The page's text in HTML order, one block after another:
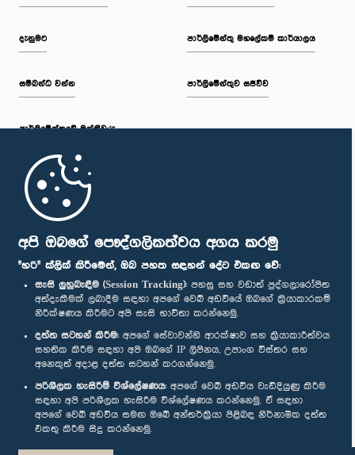
අපි ඔබගේ පෞද්ගලිකත්වය අගය කරමු
"හරි" ක්ලික් කිරීමෙන්, ඔබ පහත සඳහන් දේට එකඟ වේ:
සැසි ලුහුබැඳීම (Session Tracking): පහසු සහ වඩාත් පුද්ගලාරෝපිත
අත්දැකීමක් ලබාදීම සඳහා අපගේ වෙබ් අඩවියේ ඔබගේ ක්‍රියාකාරකම්
නිරීක්ෂණය කිරීමට අපි සැසි භාවිතා කරන්නෙමු.
දත්ත සටහන් කිරීම: අපගේ සේවාවන්හි ආරක්ෂාව සහ ක්‍රියාකාරීත්වය
සහතික කිරීම සඳහා අපි ඔබගේ IP ලිපිනය, උපාංග විස්තර සහ
අනෙකුත් අදාළ දත්ත සටහන් කරගන්නෙමු.
පරිශීලක හැසිරීම් විශ්ලේෂණය: අපගේ වෙබ් අඩවිය වැඩිදියුණු කිරීම
සඳහා අපි පරිශීලක හැසිරීම විශ්ලේෂණය කරන්නෙමු. ඒ සඳහා
අපගේ වෙබ් අඩවිය සමඟ ඔබේ අන්තර්ක්‍රියා පිළිබඳ නිර්නාමික දත්ත
එකතු කිරීම සිදු කරන්නෙමු.
දැනුමට
සම්බන්ධ වන්න
පාර්ලි‌මේන්තුවේ මන්ත්‍රීවරු
මුල් පිටුව
පාර්ලිමේන්තු මහලේකම් කාර්යාලය
පාර්ලිමේන්තුව සජීවීව
පාර්ලිමේන්තු ජංගම යෙදුම
අප හා සම්බන්ධ වී සිටින්න :
සම්මාන
පෞද්ගලිකත්ව ප්‍රතිපත්තිය